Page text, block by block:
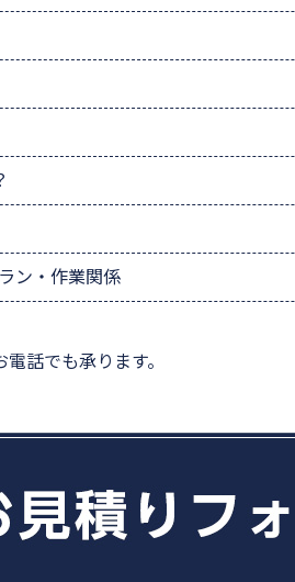
ン・作業関係
話でも承ります。